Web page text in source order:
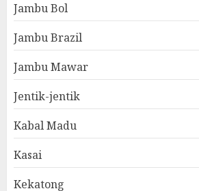
Jambu Bol
Jambu Brazil
Jambu Mawar
Jentik-jentik
Kabal Madu
Kasai
Kekatong